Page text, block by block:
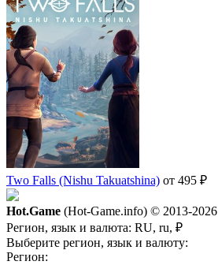
Two Falls (Nishu Takuatshina) от 495 ₽
Hot.Game (Hot-Game.info) © 2013-2026
Регион, язык и валюта: RU, ru, ₽
Выберите регион, язык и валюту:
Регион: